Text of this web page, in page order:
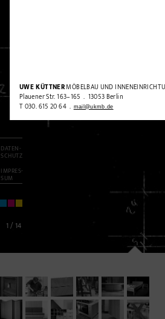
1 / 14
DATEN-
SCHUTZ
IMPRES-
SUM
UWE KÜTTNERMÖBELBAU UND
Plauener Str. 163–165 . 13053 Berlin
T 030. 615 20 64 . mail@ukmb.de